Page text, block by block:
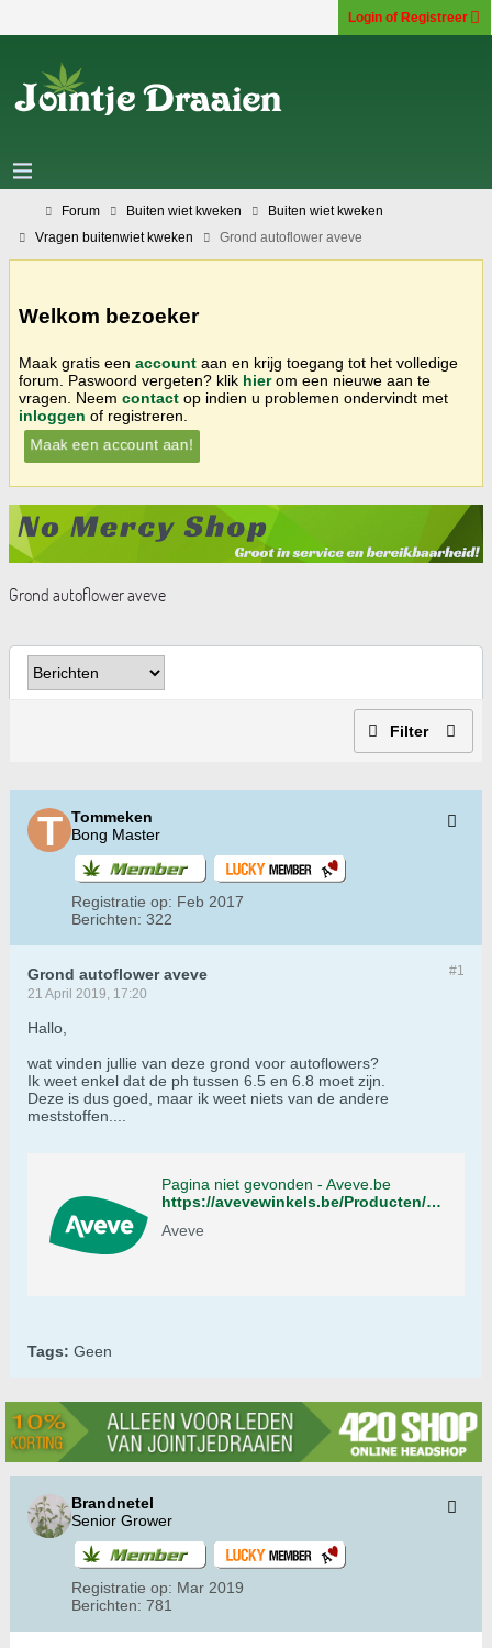
Login of Registreer
Forum Buiten wiet kweken
Buiten wiet kweken
Vragen buitenwiet kweken
Grond autoflower aveve
Welkom bezoeker
Maak gratis een account aan en krijg toegang tot het volledige
forum. Paswoord vergeten? klik hierom een nieuwe aan te
vragen. Neem contact op indien u problemen ondervindt met
inloggen of registreren.
Maak een account aan!
Grond autoflower aveve
Filter
Tommeken
Bong Master
Registratie op: Feb 2017
Berichten: 322
#1
Grond autoflower aveve
21 April 2019, 17:20
Hallo,
wat vinden jullie van deze grond voor autoflowers?
Ik weet enkel dat de ph tussen 6.5 en 6.8 moet zijn.
Deze is dus goed, maar ik weet niets van de andere
meststoffen....
Pagina niet gevonden - Aveve.be
https://avevewinkels.be/Producten/Detail/tuin/potgrond-en-bodembedekkers/potgrond/potgrond-voor-mediterrane-planten/cc985
Aveve
Tags: Geen
Brandnetel
Senior Grower
Registratie op: Mar 2019
Berichten: 781